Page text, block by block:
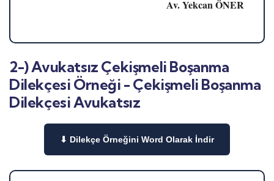
Av. Yekcan ÖNER
2-) Avukatsız Çekişmeli Boşanma
Dilekçesi Örneği - Çekişmeli Boşanma
Dilekçesi Avukatsız
⬇ Dilekçe Örneğini Word Olarak İndir